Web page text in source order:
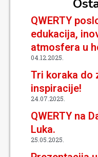
QWERTY
edukacija,
atmosfera u
04.12.2025.
Tri koraka do
inspiracije!
24.07.2025.
QWERTY na
Luka.
25.05.2025.